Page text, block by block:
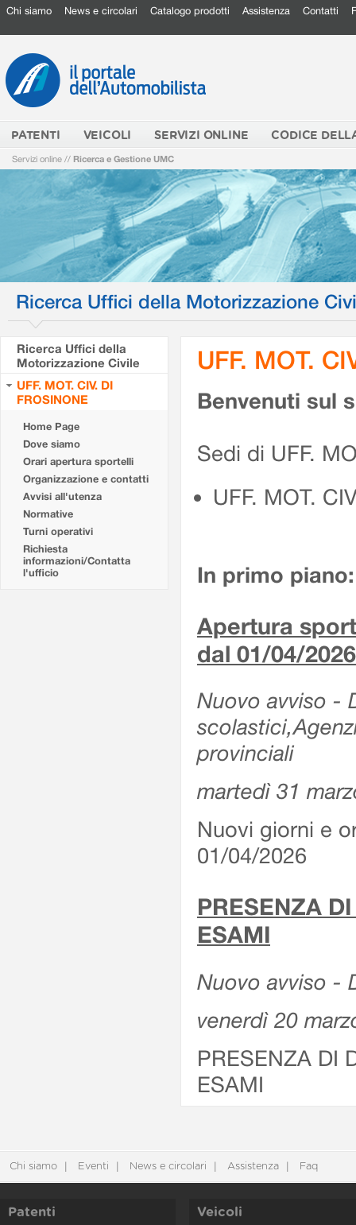
Chi siamo News e circolari Catalogo prodotti Assistenza Contatti
PATENTI VEICOLI SERVIZI ONLINE CODICE
Servizi online // Ricerca e Gestione UMC
Ricerca Uffici della Motorizzazione
Ricerca Uffici della
Motorizzazione Civile
UFF. MOT. CIV. DI
FROSINONE
Home Page
Dove siamo
Orari apertura sportelli
Organizzazione e contatti
Avvisi all'utenza
Normative
Turni operativi
Richiesta
informazioni/Contatta
l'ufficio
UFF. MOT.
Benvenuti sul
Sedi di UFF.
UFF. MOT.
In primo piano:
Apertura
dal 01/04/2026
Nuovo avviso -
provinciali
martedì 31
Nuovi giorni e
01/04/2026
PRESENZA
ESAMI
Nuovo avviso -
venerdì 20
PRESENZA DI
ESAMI
Chi siamo Eventi News e circolari Assistenza Faq
Patenti Veicoli